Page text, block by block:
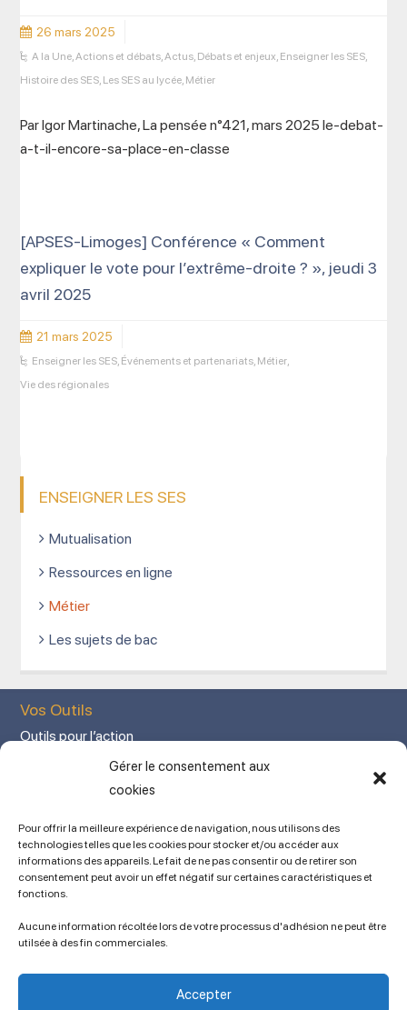
Gérer le consentement aux
cookies
Pour offrir la meilleure expérience de navigation, nous utilisons des
technologies telles que les cookies pour stocker et/ou accéder aux
informations des appareils. Le fait de ne pas consentir ou de retirer son
consentement peut avoir un effet négatif sur certaines caractéristiques et
fonctions.
Aucune information récoltée lors de votre processus d'adhésion ne peut être
utilsée à des fin commerciales.
Accepter
26 mars 2025
A la Une,Actions et débats,Actus, Débats et enjeux, Enseigner les SES,
Histoire des SES, Les SES au lycée, Métier
Par Igor Martinache, La pensée n°421, mars 2025 le-debat-
a-t-il-encore-sa-place-en-classe
[APSES-Limoges] Conférence « Comment
expliquer le vote pour l’extrême-droite ? », jeudi 3
avril 2025
21 mars 2025
Enseigner les SES, Événements et partenariats, Métier,
Vie des régionales
ENSEIGNER LES SES
Mutualisation
Ressources en ligne
Métier
Les sujets de bac
Vos Outils
Outils pour l’action
Votre espace adhérent
Mon Compte adhérent
L’association
Mentions légales
Contact
Ancien site
lien vers SPIP
Copyright © 2023 APSES / Association des Professeurs de Sciences